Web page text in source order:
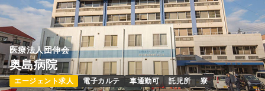
気になる 詳細を見る
日勤のみ（パート） 一時募集休止
給与 お問い合わせください
時間 8:00～19:00
医療法人団伸会
奥島病院
エージェント求人 電子カルテ 車通勤可 託児所 寮